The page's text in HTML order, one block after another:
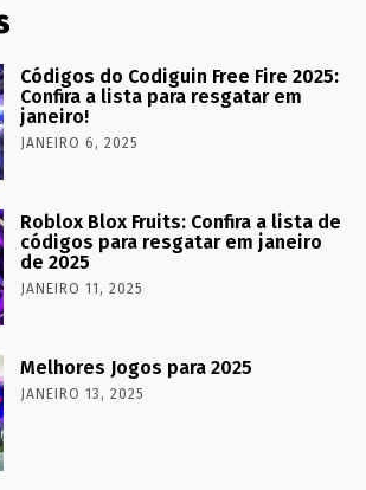
Códigos do Codiguin Free Fire 2025:
Confira a lista para resgatar em
janeiro!
JANEIRO 6, 2025
Roblox Blox Fruits: Confira a lista de
códigos para resgatar em janeiro
de 2025
JANEIRO 11, 2025
Melhores Jogos para 2025
JANEIRO 13, 2025